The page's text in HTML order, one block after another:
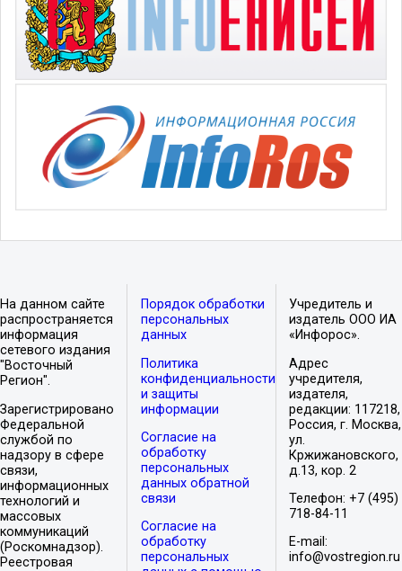
На данном сайте
распространяется
информация
сетевого издания
"Восточный
Регион".
Зарегистрировано
Федеральной
службой по
надзору в сфере
связи,
информационных
технологий и
массовых
коммуникаций
(Роскомнадзор).
Реестровая
Порядок обработки
персональных
данных
Политика
конфиденциальности
и защиты
информации
Согласие на
обработку
персональных
данных обратной
связи
Согласие на
обработку
персональных
Учредитель и
издатель ООО ИА
«Инфорос».
Адрес
учредителя,
издателя,
редакции: 117218,
Россия, г. Москва,
ул.
Кржижановского,
д.13, кор. 2
Телефон: +7 (495)
718-84-11
E-mail:
info@vostregion.ru